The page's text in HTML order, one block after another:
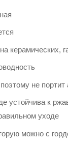
керамических,
не
устойчива к
уходе
можно с